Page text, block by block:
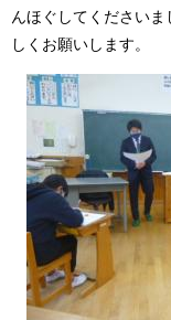
んほぐしてください
しくお願いします。